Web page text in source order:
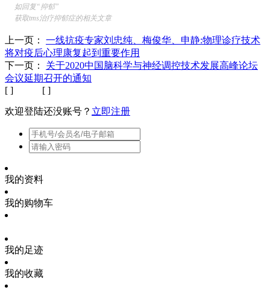
如回复“抑郁”
获取tms治疗抑郁症的相关文章
上一页：
一线抗疫专家刘忠纯、梅俊华、申静:物理诊疗技术
将对疫后心理康复起到重要作用
下一页：
关于2020中国脑科学与神经调控技术发展高峰论坛
会议延期召开的通知
[ ] [ ]
欢迎登陆还没账号？ 立即注册
我的资料
我的购物车
我的足迹
我的收藏